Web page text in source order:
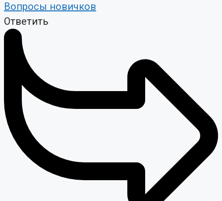
Вопросы новичков
Ответить